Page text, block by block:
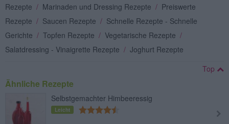
Rezepte / Marinaden und Dressing Rezepte / Preiswerte
Rezepte / Saucen Rezepte / Schnelle Rezepte - Schnelle
Gerichte / Topfen Rezepte / Vegetarische Rezepte /
Salatdressing - Vinaigrette Rezepte / Joghurt Rezepte
Top
Ähnliche Rezepte
Selbstgemachter Himbeeressig
Leicht